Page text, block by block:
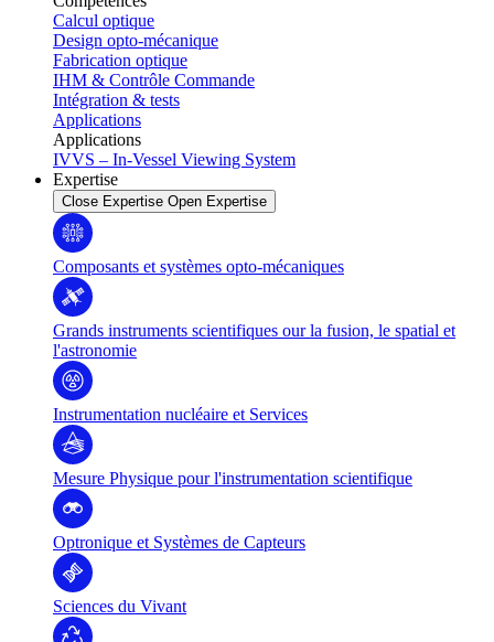
Calcul optique
Design opto-mécanique
Fabrication optique
IHM & Contrôle Commande
Intégration & tests
Applications
Applications
IVVS – In-Vessel Viewing System
Expertise
Close Expertise Open Expertise
Composants et systèmes opto-mécaniques
Grands instruments scientifiques our la fusion, le spatial et
l'astronomie
Instrumentation nucléaire et Services
Mesure Physique pour l'instrumentation scientifique
Optronique et Systèmes de Capteurs
Sciences du Vivant